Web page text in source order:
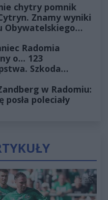
chytry pomnik
Znamy wyniki
Obywatelskiego
Radomia
o... 123
Szkoda
w Radomiu:
posła poleciały